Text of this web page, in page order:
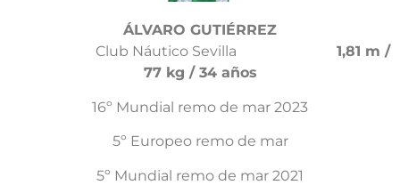
ÁLVARO GUTIÉRREZ
Club Náutico Sevilla 1,81 m /
77 kg / 34 años
16º Mundial remo de mar 2023
5º Europeo remo de mar
5º Mundial remo de mar 2021